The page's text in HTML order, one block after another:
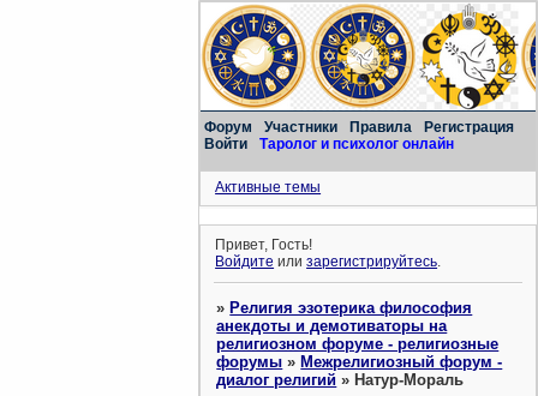
Форум Участники Правила
Регистрация
Войти
Таролог и психолог онлайн
Активные темы
Привет, Гость!
Войдите илизарегистрируйтесь.
»Религия эзотерика философия
анекдоты и демотиваторы на
религиозном форуме - религиозные
форумы »Межрелигиозный форум -
диалог религий »Натур-Мораль